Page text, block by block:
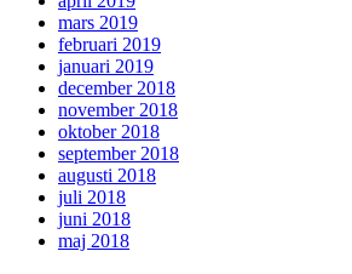
mars 2019
februari 2019
januari 2019
december 2018
november 2018
oktober 2018
september 2018
augusti 2018
juli 2018
juni 2018
maj 2018